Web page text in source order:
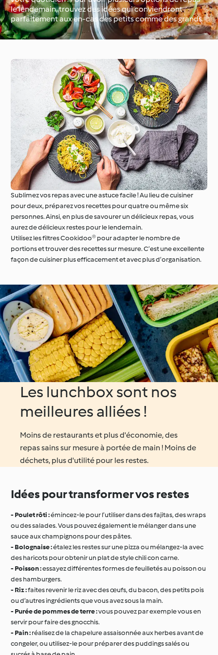
Occasions spéciales et
saisons
Autour du monde avec
Cookidoo®
le lendemain, trouvez des idées qui conviendront
parfaitement aux en-cas des petits comme des grands.
Sublimez vos repas avec une astuce facile ! Au lieu de cuisiner
pour deux, préparez vos recettes pour quatre ou même six
personnes. Ainsi, en plus de savourer un délicieux repas, vous
aurez de délicieux restes pour le lendemain.
Utilisez les filtres Cookidoo® pour adapter le nombre de
portions et trouver des recettes sur mesure. C’est une excellente
façon de cuisiner plus efficacement et avec plus d’organisation.
Les lunchbox sont nos
meilleures alliées !
Moins de restaurants et plus d'économie, des
repas sains sur mesure à portée de main ! Moins de
déchets, plus d'utilité pour les restes.
Idées pour transformer vos restes
- Poulet rôti :émincez-le pour l’utiliser dans des fajitas, des wraps
ou des salades. Vous pouvez également le mélanger dans une
sauce aux champignons pour des pâtes.
- Bolognaise :étalez les restes sur une pizza ou mélangez-la avec
des haricots pour obtenir un plat de style chili con carne.
- Poisson :essayez différentes formes de feuilletés au poisson ou
des hamburgers.
- Riz :faites revenir le riz avec des œufs, du bacon, des petits pois
ou d’autres ingrédients que vous avez sous la main.
- Purée de pommes de terre :vous pouvez par exemple vous en
servir pour faire des gnocchis.
- Pain :réalisez de la chapelure assaisonnée aux herbes avant de
congeler, ou utilisez-le pour préparer des puddings salés ou